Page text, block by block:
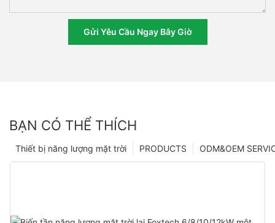
Gửi Yêu Cầu Ngay Bây Giờ
BẠN CÓ THỂ THÍCH
ODM&OEM
PRODUCTS
Thiết bị năng lượng mặt trời